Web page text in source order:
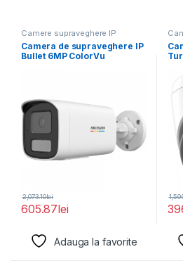
Camere supraveghere IP
Camera de supraveghere IP
Bullet 6MP ColorVu
605.87lei
2,073.10lei
Adauga la favorite